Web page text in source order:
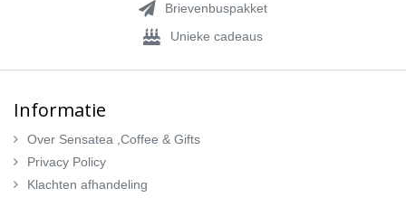
Brievenbuspakket
Unieke cadeaus
Informatie
Over Sensatea ,Coffee & Gifts
Privacy Policy
Klachten afhandeling